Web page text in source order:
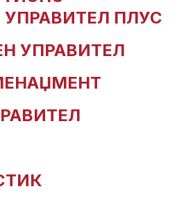
УПРАВИТЕЛ ПЛУС
УПРАВИТЕЛ